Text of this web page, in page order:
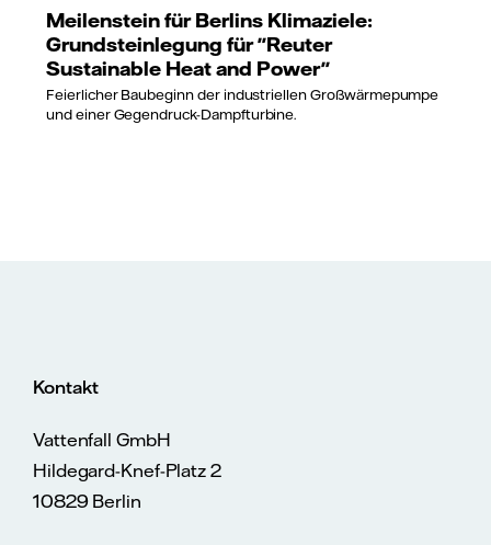
Meilenstein für Berlins Klimaziele:
Grundsteinlegung für "Reuter
Sustainable Heat and Power"
Feierlicher Baubeginn der industriellen Großwärmepumpe
und einer Gegendruck-Dampfturbine.
Kontakt
Vattenfall GmbH
Hildegard-Knef-Platz 2
10829 Berlin